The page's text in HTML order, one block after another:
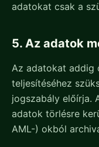
adatokat csak a
5. Az adatok
Az adatokat addig
teljesítéséhez
jogszabály előírja.
adatok törlésre
AML-) okból